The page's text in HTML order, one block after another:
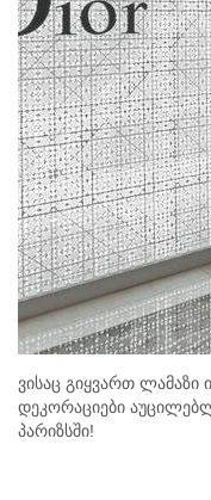
ვისაც გიყვართ
დეკორაციები
პარიზსში!